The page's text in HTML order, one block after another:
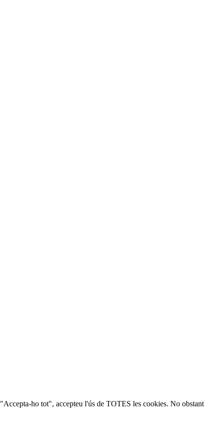
ho tot", accepteu l'ús de TOTES les cookies. No obstant